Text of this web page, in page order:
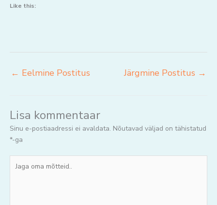
Like this:
← Eelmine Postitus Järgmine Postitus →
Lisa kommentaar
Sinu e-postiaadressi ei avaldata. Nõutavad väljad on tähistatud
*-ga
oma